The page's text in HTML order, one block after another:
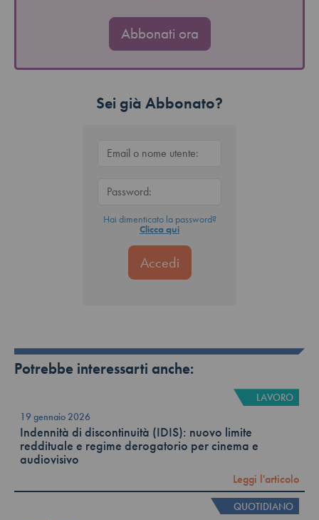
Abbonati ora
Sei già Abbonato?
Hai dimenticato la password?
Clicca qui
Potrebbe interessarti anche:
LAVORO
19 gennaio 2026
Indennità di discontinuità (IDIS): nuovo limite
reddituale e regime derogatorio per cinema e
audiovisivo
Leggi l'articolo
QUOTIDIANO